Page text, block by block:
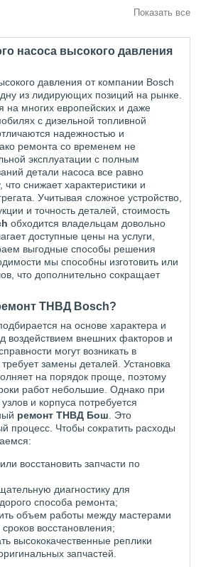
Показать все
насоса высокого давления
давления от компании Bosch
из лидирующих позиций на рынке.
на многих европейских и даже
с дизельной топливной
надежностью и
ремонта со временем не
эксплуатации с полным
детали насоса все равно
что снижает характеристики и
Учитывая сложное устройство,
и точность деталей, стоимость
обходится владельцам довольно
доступные цены на услуги,
выгодные способы решения
мы способны изготовить или
что дополнительно сокращает
ТНВД Bosch?
на основе характера и
воздействием внешних факторов и
могут возникать в
замены деталей. Установка
на порядок проще, поэтому
работ небольшие. Однако при
и корпуса потребуется
ремонт ТНВД Бош . Это
процесс. Чтобы сократить расходы
или восстановить запчасти по
диагностику для
способа ремонта;
объем работы между мастерами
восстановления;
высококачественные реплики
запчастей.